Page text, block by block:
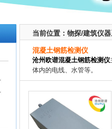
当前位置： 物探/建筑仪
混凝土钢筋检测仪
沧州欧谱混凝土钢筋检测仪
体内的电线、水管等。